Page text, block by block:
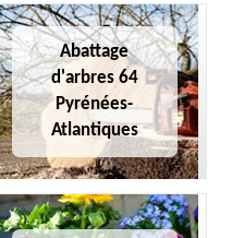
Abattage
d'arbres 64
Pyrénées-
Atlantiques